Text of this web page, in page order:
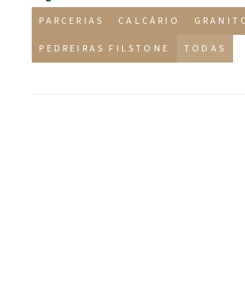
PARCERIAS CALCÁRIO
PEDREIRAS FILSTONE TODAS